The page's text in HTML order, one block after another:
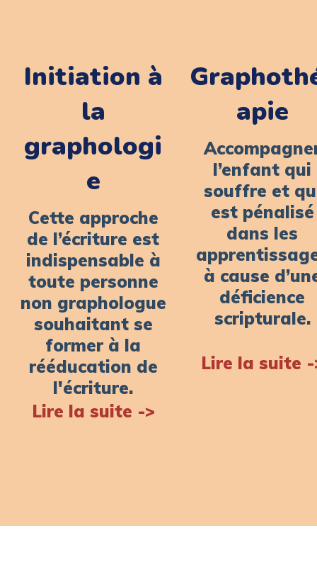
Initiation à
la
graphologi
e
Cette approche
de l’écriture est
indispensable à
toute personne
non graphologue
souhaitant se
former à la
rééducation de
l'écriture.
Lire la suite ->
apie
l’enfant qui
souffre et
est pénalisé
dans les
à cause
déficience
scripturale.
Lire la suite -